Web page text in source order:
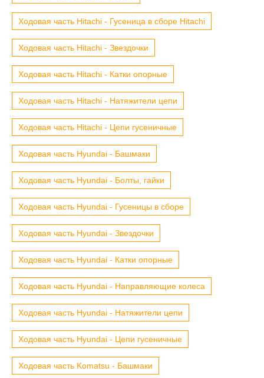
Ходовая часть Hitachi - Гусеница в сборе Hitachi
Ходовая часть Hitachi - Звездочки
Ходовая часть Hitachi - Катки опорные
Ходовая часть Hitachi - Натяжители цепи
Ходовая часть Hitachi - Цепи гусеничные
Ходовая часть Hyundai - Башмаки
Ходовая часть Hyundai - Болты, гайки
Ходовая часть Hyundai - Гусеницы в сборе
Ходовая часть Hyundai - Звездочки
Ходовая часть Hyundai - Катки опорные
Ходовая часть Hyundai - Направляющие колеса
Ходовая часть Hyundai - Натяжители цепи
Ходовая часть Hyundai - Цепи гусеничные
Ходовая часть Komatsu - Башмаки